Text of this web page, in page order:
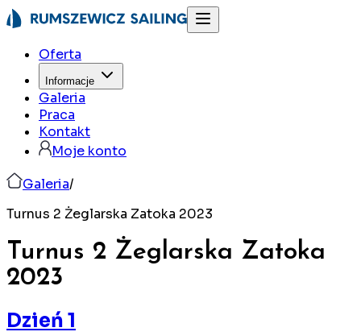
Oferta
Informacje
Galeria
Praca
Kontakt
Moje konto
Galeria/
Turnus 2 Żeglarska Zatoka 2023
Turnus 2 Żeglarska Zatoka
2023
Dzień 1